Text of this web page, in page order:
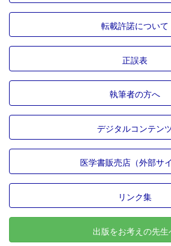
転載許諾について
正誤表
執筆者の方へ
デジタルコンテン
医学書販売店（外部サイ
リンク集
出版をお考えの先生